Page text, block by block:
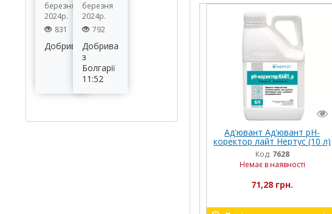
Ад'ювант Ад'ювант рН-
коректор лайт Нертус (10 л)
Код: 7628
Немає в наявності
71,28 грн.
березня
2024р.
831
Добрива
березня
2024р.
792
Добрива
з
Болгарії
11:52